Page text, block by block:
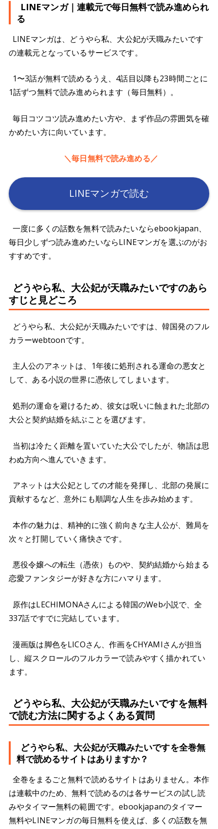
LINEマンガ｜連載元で毎日無料で読み進められ
る
LINEマンガは、どうやら私、大公妃が天職みたいです
の連載元となっているサービスです。
1〜3話が無料で読めるうえ、4話目以降も23時間ごとに
1話ずつ無料で読み進められます（毎日無料）。
毎日コツコツ読み進めたい方や、まず作品の雰囲気を確
かめたい方に向いています。
＼毎日無料で読み進める／
LINEマンガで読む
一度に多くの話数を無料で読みたいならebookjapan、
毎日少しずつ読み進めたいならLINEマンガを選ぶのがお
すすめです。
どうやら私、大公妃が天職みたいですのあら
すじと見どころ
どうやら私、大公妃が天職みたいですは、韓国発のフル
カラーwebtoonです。
主人公のアネットは、1年後に処刑される運命の悪女と
して、ある小説の世界に憑依してしまいます。
処刑の運命を避けるため、彼女は呪いに蝕まれた北部の
大公と契約結婚を結ぶことを選びます。
当初は冷たく距離を置いていた大公でしたが、物語は思
わぬ方向へ進んでいきます。
アネットは大公妃としての才能を発揮し、北部の発展に
貢献するなど、意外にも順調な人生を歩み始めます。
本作の魅力は、精神的に強く前向きな主人公が、難局を
次々と打開していく痛快さです。
悪役令嬢への転生（憑依）ものや、契約結婚から始まる
恋愛ファンタジーが好きな方にハマります。
原作はLECHIMONAさんによる韓国のWeb小説で、全
337話ですでに完結しています。
漫画版は脚色をLICOさん、作画をCHYAMIさんが担当
し、縦スクロールのフルカラーで読みやすく描かれてい
ます。
どうやら私、大公妃が天職みたいですを無料
で読む方法に関するよくある質問
どうやら私、大公妃が天職みたいですを全巻無
料で読めるサイトはありますか？
全巻をまるごと無料で読めるサイトはありません。本作
は連載中のため、無料で読めるのは各サービスの試し読
みやタイマー無料の範囲です。ebookjapanのタイマー
無料やLINEマンガの毎日無料を使えば、多くの話数を無